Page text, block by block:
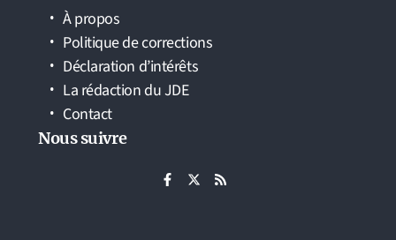
À propos
Politique de corrections
Déclaration d’intérêts
La rédaction du JDE
Contact
Nous suivre